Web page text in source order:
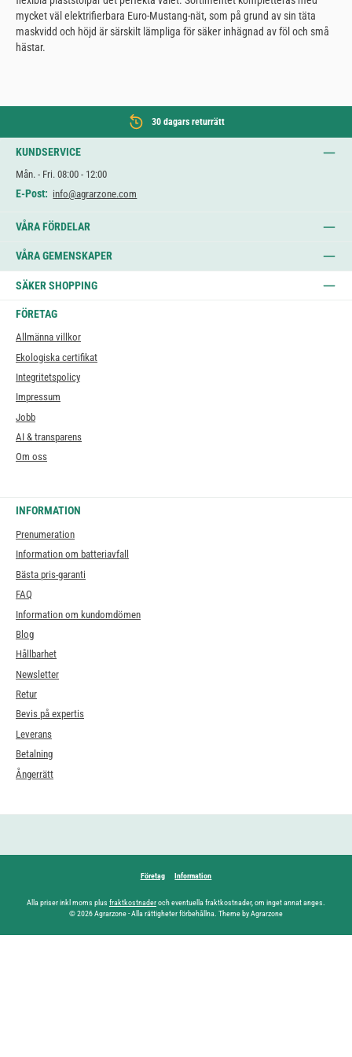
mycket väl elektrifierbara Euro-Mustang-nät, som på grund av sin täta
maskvidd och höjd är särskilt lämpliga för säker inhägnad av föl och små
hästar.
30 dagars returrätt
KUNDSERVICE
Mån. - Fri. 08:00 - 12:00
E-Post: info@agrarzone.com
VÅRA FÖRDELAR
VÅRA GEMENSKAPER
SÄKER SHOPPING
FÖRETAG
Allmänna villkor
Ekologiska certifikat
Integritetspolicy
Impressum
Jobb
AI & transparens
Om oss
INFORMATION
Prenumeration
Information om batteriavfall
Bästa pris-garanti
FAQ
Information om kundomdömen
Blog
Hållbarhet
Newsletter
Retur
Bevis på expertis
Leverans
Betalning
Ångerrätt
Företag Information
Alla priser inkl moms plus fraktkostnaderoch eventuella fraktkostnader, om inget annat anges.
© 2026 Agrarzone - Alla rättigheter förbehållna. Theme by Agrarzone